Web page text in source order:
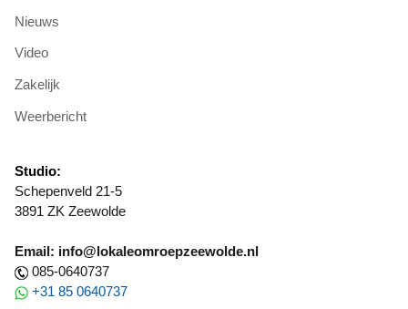
Nieuws
Video
Zakelijk
Weerbericht
Studio:
Schepenveld 21-5
3891 ZK Zeewolde
Email: info@lokaleomroepzeewolde.nl
085-0640737
+31 85 0640737